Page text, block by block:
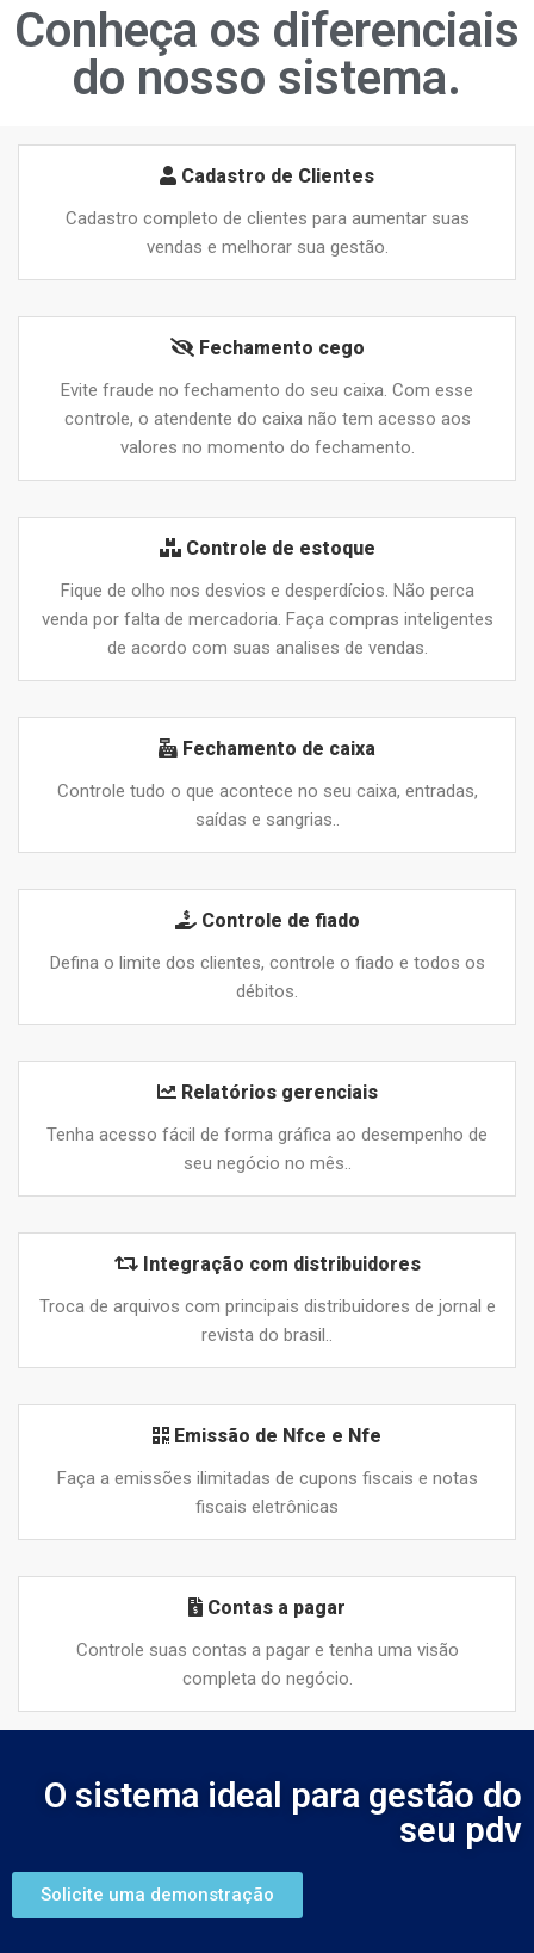
Conheça os diferenciais
do nosso sistema.
Cadastro de Clientes
Cadastro completo de clientes para aumentar suas
vendas e melhorar sua gestão.
Fechamento cego
Evite fraude no fechamento do seu caixa. Com esse
controle, o atendente do caixa não tem acesso aos
valores no momento do fechamento.
Controle de estoque
Fique de olho nos desvios e desperdícios. Não perca
venda por falta de mercadoria. Faça compras inteligentes
de acordo com suas analises de vendas.
Fechamento de caixa
Controle tudo o que acontece no seu caixa, entradas,
saídas e sangrias..
Controle de fiado
Defina o limite dos clientes, controle o fiado e todos os
débitos.
Relatórios gerenciais
Tenha acesso fácil de forma gráfica ao desempenho de
seu negócio no mês..
Integração com distribuidores
Troca de arquivos com principais distribuidores de jornal e
revista do brasil..
Emissão de Nfce e Nfe
Faça a emissões ilimitadas de cupons fiscais e notas
fiscais eletrônicas
Contas a pagar
Controle suas contas a pagar e tenha uma visão
completa do negócio.
O sistema ideal para gestão do
seu pdv
Solicite uma demonstração